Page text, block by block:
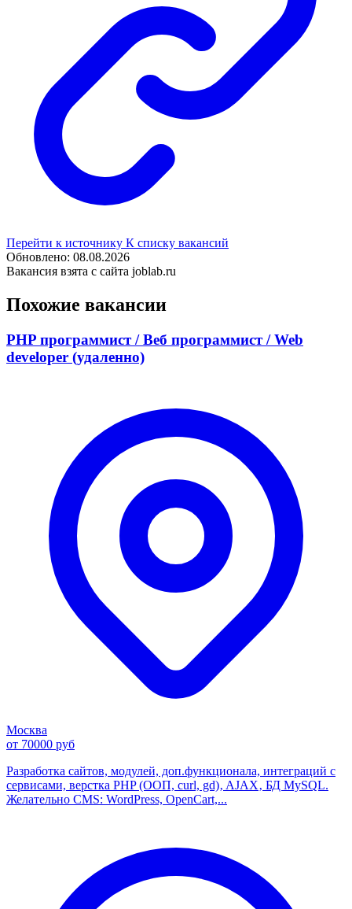
Перейти к источнику К списку вакансий
Обновлено: 08.08.2026
Вакансия взята с сайта joblab.ru
Похожие вакансии
PHP программист / Веб программист / Web
developer (удаленно)
Москва
от 70000 руб
Разработка сайтов, модулей, доп.функционала, интеграций с
сервисами, верстка PHP (ООП, curl, gd)‚ AJAX‚ БД MySQL.
Желательно CMS: WordPress, OpenCart,...